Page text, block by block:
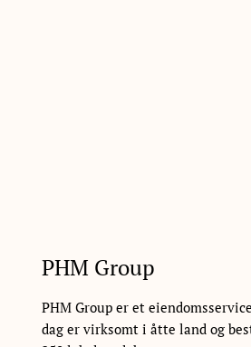
PHM Group
PHM Group er et
dag er virksomt i åtte land og